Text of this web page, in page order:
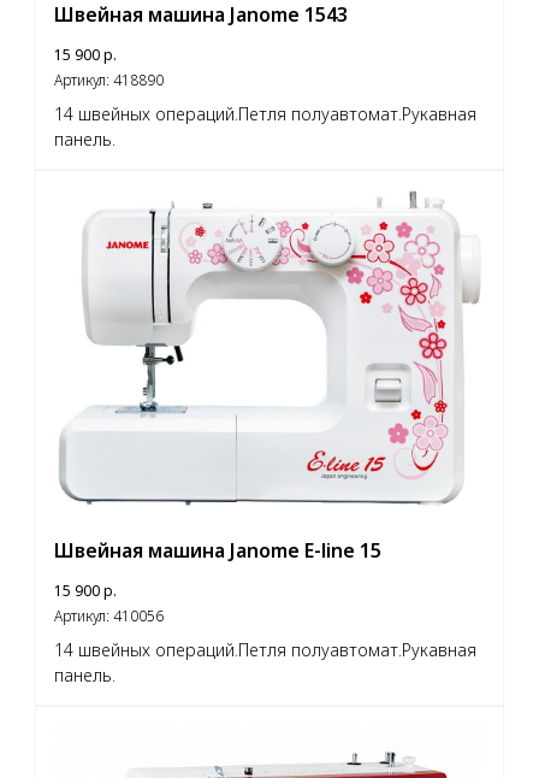
Швейная машина Janome 1543
15 900р.
Артикул: 418890
14 швейных операций.Петля полуавтомат.Рукавная
панель.
Швейная машина Janome E-line 15
15 900р.
Артикул: 410056
14 швейных операций.Петля полуавтомат.Рукавная
панель.